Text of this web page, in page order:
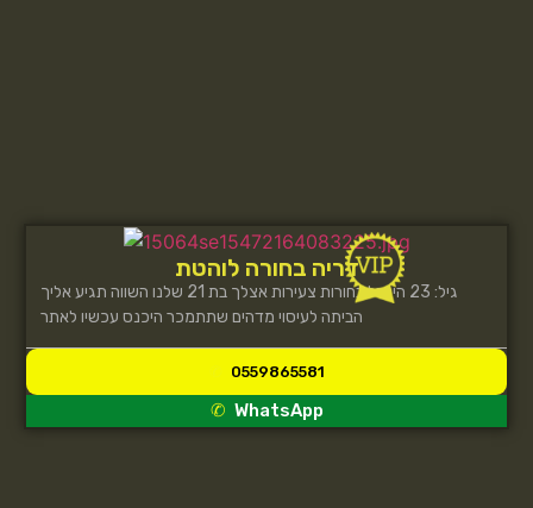
דריה בחורה לוהטת
גיל: 23 הינדל בחורות צעירות אצלך בת 21 שלנו השווה תגיע אליך
הביתה לעיסוי מדהים שתתמכר היכנס עכשיו לאתר
0559865581
WhatsApp